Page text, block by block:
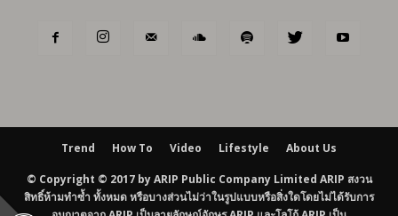
Trend How To Video Lifestyle About Us
© Copyright © 2017 by ARIP Public Company Limited ARIP สงวน
สิทธิ์ห้ามทำซ้ำ ทั้งหมด หรือบางส่วนไม่ว่าในรูปแบบหรือสิ่งใดโดยไม่ได้รับการ